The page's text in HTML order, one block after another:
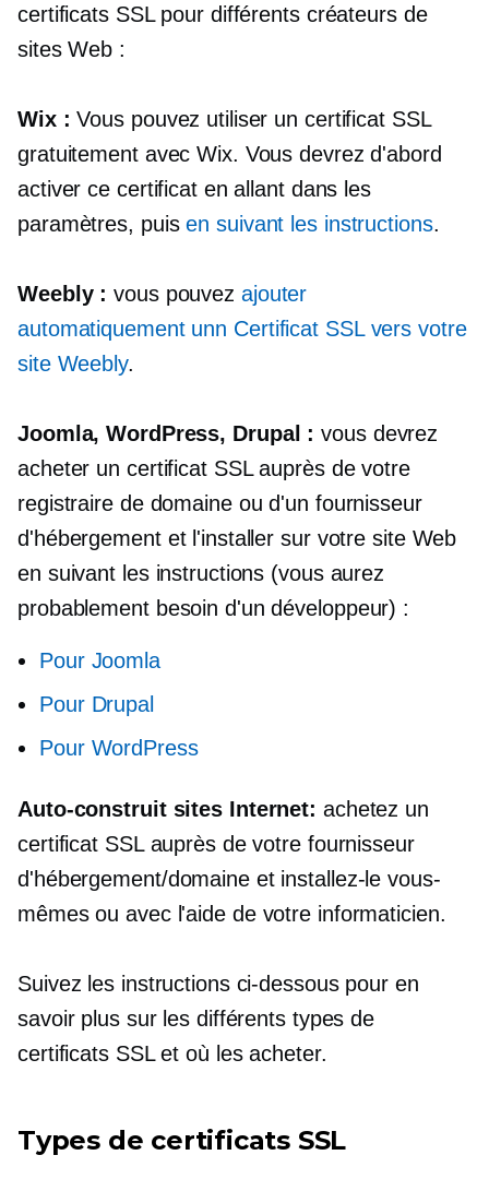
certificats SSL pour différents créateurs de
sites Web :
Wix : Vous pouvez utiliser un certificat SSL
gratuitement avec Wix. Vous devrez d'abord
activer ce certificat en allant dans les
paramètres, puisen suivant les instructions.
Weebly : vous pouvez ajouter
automatiquement unn Certificat SSL vers votre
site Weebly.
Joomla, WordPress, Drupal : vous devrez
acheter un certificat SSL auprès de votre
registraire de domaine ou d'un fournisseur
d'hébergement et l'installer sur votre site Web
en suivant les instructions (vous aurez
probablement besoin d'un développeur) :
Pour Joomla
Pour Drupal
Pour WordPress
Auto-construitsites Internet: achetez un
certificat SSL auprès de votre fournisseur
d'hébergement/domaine et installez-le vous-
mêmes ou avec l'aide de votre informaticien.
Suivez les instructions ci-dessous pour en
savoir plus sur les différents types de
certificats SSL et où les acheter.
Types de certificats SSL